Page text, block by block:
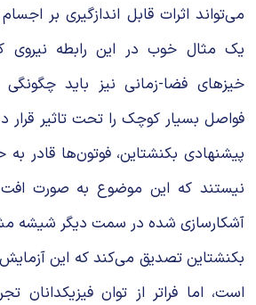
می‌تواند اثرات قابل انداز‌گیری بر
یک مثال خوب در این رابطه نیروی
خیزهای فضا-زمانی نیز باید
فواصل بسیار کوچک را تحت تاثیر قرار
پیشنهادی بکنشتاین، فوتون‌ها قادر
نیستند که این موضوع به صورت افت
آشکارسازی شده در سمت دیگر شیشه
بکنشتاین تصدیق می‌کند که این آزمایش
است، اما فراتر از توان فیزیکدانان